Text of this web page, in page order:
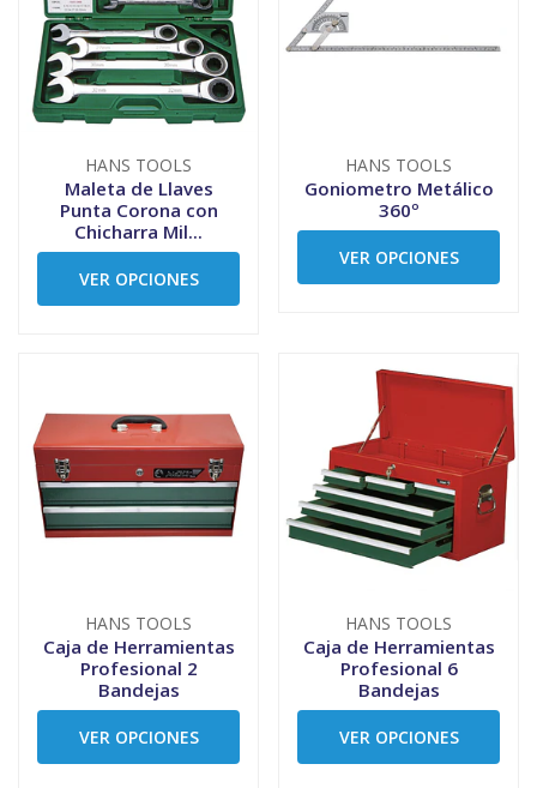
HANS TOOLS
Maleta de Llaves
Punta Corona con
Chicharra Mil...
VER OPCIONES
HANS TOOLS
Goniometro Metálico
360º
VER OPCIONES
HANS TOOLS
Caja de Herramientas
Profesional 2
Bandejas
VER OPCIONES
HANS TOOLS
Caja de Herramientas
Profesional 6
Bandejas
VER OPCIONES